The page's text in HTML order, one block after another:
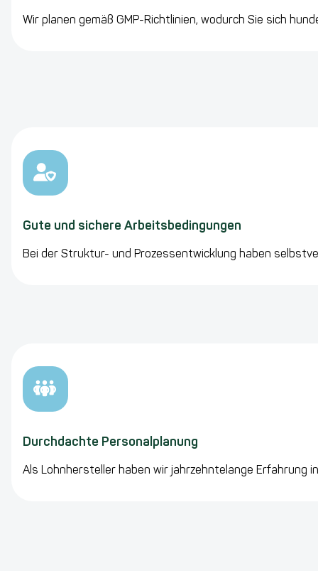
Wir planen gemäß GMP-Richtlinien, wodurch Sie sich
Gute und sichere Arbeitsbedingungen
Bei der Struktur- und Prozessentwicklung haben
Durchdachte Personalplanung
Als Lohnhersteller haben wir jahrzehntelange Erfahrung